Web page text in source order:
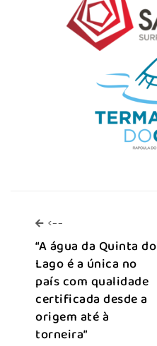
<--
“A água da Quinta do
Lago é a única no
país com qualidade
certificada desde a
origem até à
torneira”